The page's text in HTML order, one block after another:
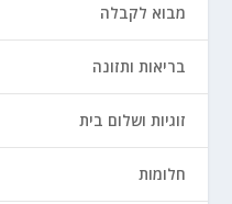
מבוא לקבלה
בריאות ותזונה
זוגיות ושלום בית
חלומות